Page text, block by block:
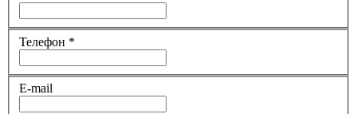
Телефон *
E-mail